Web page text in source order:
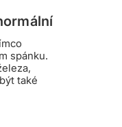
spánku.
také